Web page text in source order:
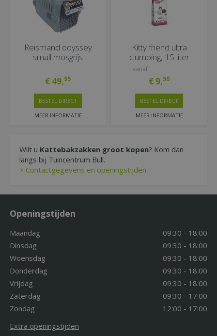
Reismand odyssey
small mosgrijs
€ 49,95
MEER INFORMATIE
BESTEL DIRECT
Kitty friend ultra
clumping, 15 liter
vanaf
€ 9,50
MEER INFORMATIE
BESTEL DIRECT
Wilt u Kattebakzakken groot kopen? Kom dan
langs bij Tuincentrum Bull.
> Contactgegevens en openingstijden
Openingstijden
Maandag
09:30 - 18:00
Dinsdag
09:30 - 18:00
Woensdag
09:30 - 18:00
Donderdag
09:30 - 18:00
Vrijdag
09:30 - 18:00
Zaterdag
09:30 - 17:00
Zondag
12:00 - 17:00
Extra openingstijden